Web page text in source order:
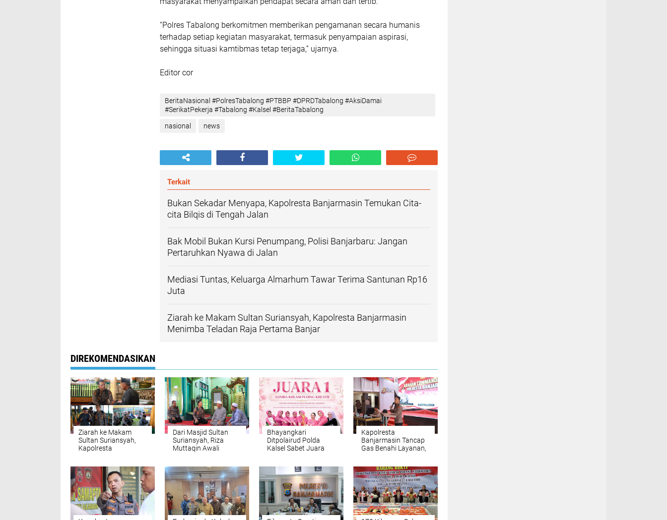
“Polres Tabalong berkomitmen memberikan pengamanan secara humanis
terhadap setiap kegiatan masyarakat, termasuk penyampaian aspirasi,
sehingga situasi kamtibmas tetap terjaga,” ujarnya.
Editor cor
BeritaNasional #PolresTabalong #PTBBP #DPRDTabalong #AksiDamai
#SerikatPekerja #Tabalong #Kalsel #BeritaTabalong
nasional news
Terkait
Bukan Sekadar Menyapa, Kapolresta Banjarmasin Temukan Cita-
cita Bilqis di Tengah Jalan
Bak Mobil Bukan Kursi Penumpang, Polisi Banjarbaru: Jangan
Pertaruhkan Nyawa di Jalan
Mediasi Tuntas, Keluarga Almarhum Tawar Terima Santunan Rp16
Juta
Ziarah ke Makam Sultan Suriansyah, Kapolresta Banjarmasin
Menimba Teladan Raja Pertama Banjar
DIREKOMENDASIKAN
Ziarah ke Makam
Sultan Suriansyah,
Kapolresta
Raja Pertama Banjar
Dari Masjid Sultan
Suriansyah, Riza
Muttaqin Awali
Doa
Bhayangkari
Ditpolairud Polda
Kalsel Sabet Juara
Kapolresta
Banjarmasin Tancap
Gas Benahi Layanan,